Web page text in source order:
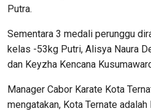
Putra.
Sementara 3 medali perunggu
kelas -53kg Putri, Alisya Naura
dan Keyzha Kencana
Manager Cabor Karate Kota
mengatakan, Kota Ternate